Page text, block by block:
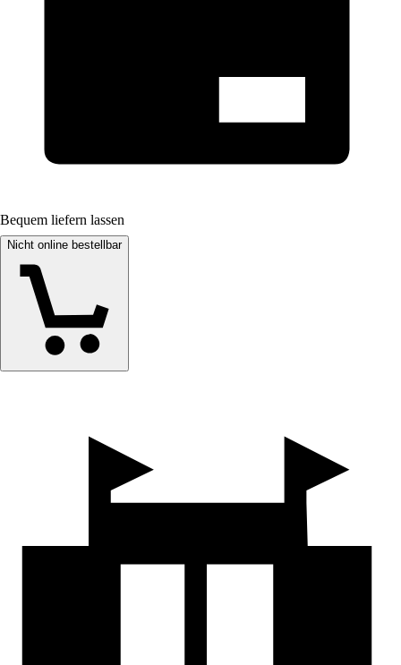
Bequem liefern lassen
Nicht online bestellbar